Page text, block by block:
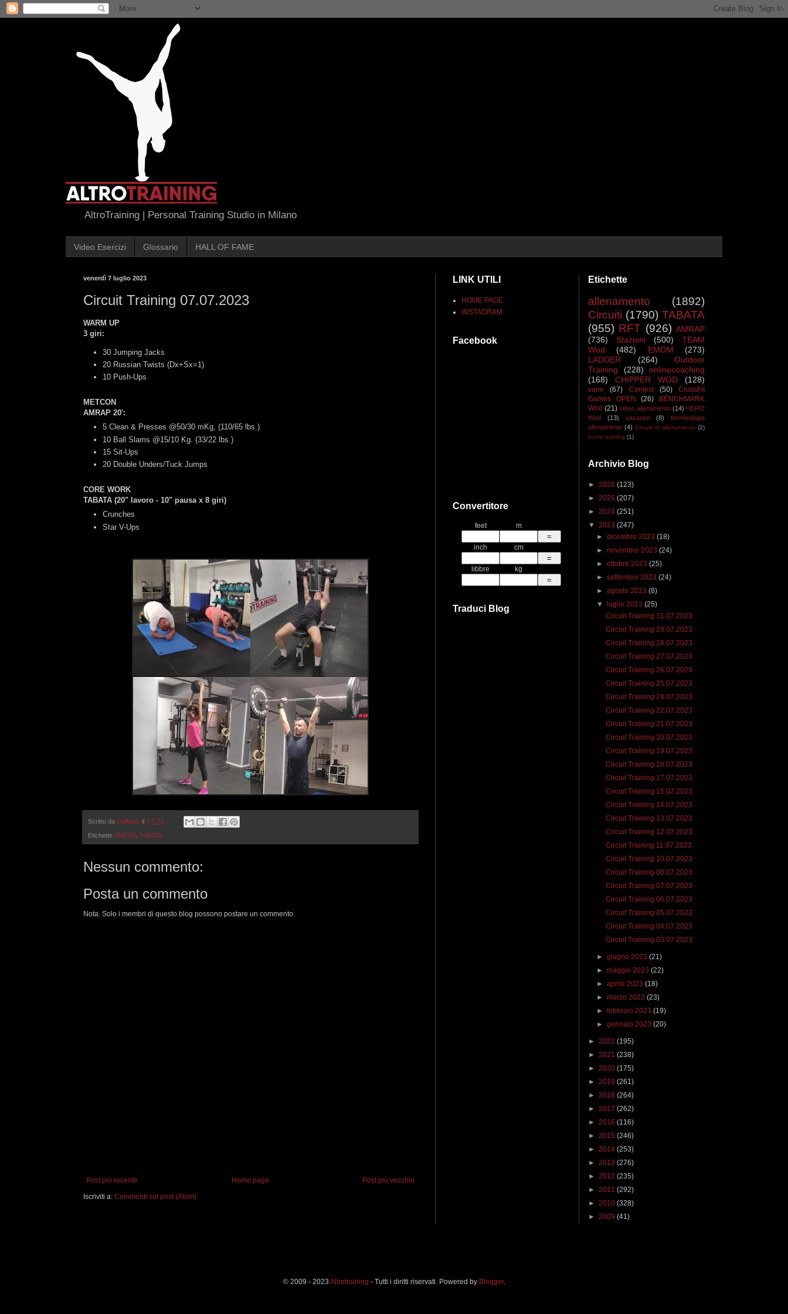
AltroTraining | Personal Training Studio in Milano
Video Esercizi Glossario HALL OF FAME
venerdì 7 luglio 2023
Circuit Training 07.07.2023
WARM UP
3 giri:
30 Jumping Jacks
20 Russian Twists (Dx+Sx=1)
10 Push-Ups
METCON
AMRAP 20':
5 Clean & Presses @50/30 mKg, (110/65 lbs.)
10 Ball Slams @15/10 Kg. (33/22 lbs.)
15 Sit-Ups
20 Double Unders/Tuck Jumps
CORE WORK
TABATA (20" lavoro - 10" pausa x 8 giri)
Crunches
Star V-Ups
Scritto da Raffaele il 7.7.23
EtichetteAMRAP, TABATA
Nessun commento:
Posta un commento
Nota. Solo i membri di questo blog possono postare un commento.
Post più recente Post più vecchio
Home page
Iscriviti a: Commenti sul post (Atom)
LINK UTILI
HOME PAGE
INSTAGRAM
Facebook
Convertitore
feet m
inch cm
libbre kg
Traduci Blog
Etichette
allenamento
(1892)
Circuiti (1790) TABATA
(955) RFT (926) AMRAP
(736)
Stazioni (500)
TEAM
Wod
(482) EMOM
(273)
LADDER
(264)
Outdoor
Training
(228)
onlinecoaching
(168)
CHIPPER WOD (128)
varie (67) Contest (50)
CrossFit
Games OPEN
(26)
BENCHMARK
Wod (21) video allenamento (14) HERO
Wod
(13) vacanze (8)
terminologia
allenamento (4) Circuiti di allenamento (2)
home training (1)
Archivio Blog
► 2026 (123)
► 2025 (207)
► 2024 (251)
▼ 2023 (247)
►dicembre 2023(18)
►novembre 2023(24)
►ottobre 2023(25)
►settembre 2023(24)
►agosto 2023(8)
▼
luglio 2023(25)
Circuit Training 31.07.2023
Circuit Training 29.07.2023
Circuit Training 28.07.2023
Circuit Training 27.07.2023
Circuit Training 26.07.2023
Circuit Training 25.07.2023
Circuit Training 24.07.2023
Circuit Training 22.07.2023
Circuit Training 21.07.2023
Circuit Training 20.07.2023
Circuit Training 19.07.2023
Circuit Training 18.07.2023
Circuit Training 17.07.2023
Circuit Training 15.07.2023
Circuit Training 14.07.2023
Circuit Training 13.07.2023
Circuit Training 12.07.2023
Circuit Training 11.07.2023
Circuit Training 10.07.2023
Circuit Training 08.07.2023
Circuit Training 07.07.2023
Circuit Training 06.07.2023
Circuit Training 05.07.2023
Circuit Training 04.07.2023
Circuit Training 03.07.2023
►giugno 2023(21)
►maggio 2023(22)
►aprile 2023(18)
►marzo 2023(23)
►febbraio 2023(19)
►gennaio 2023(20)
► 2022 (195)
► 2021 (238)
► 2020 (175)
► 2019 (261)
► 2018 (264)
► 2017 (262)
► 2016 (116)
► 2015 (246)
► 2014 (253)
► 2013 (276)
► 2012 (235)
► 2011 (292)
► 2010 (328)
► 2009 (41)
© 2009 - 2023 Altrotraining - Tutti i diritti riservati. Powered by Blogger.